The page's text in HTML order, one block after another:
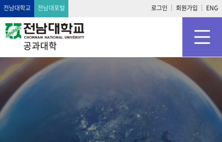
전남대학교 전남대포털 로그인 회원가입 ENG
공과대학